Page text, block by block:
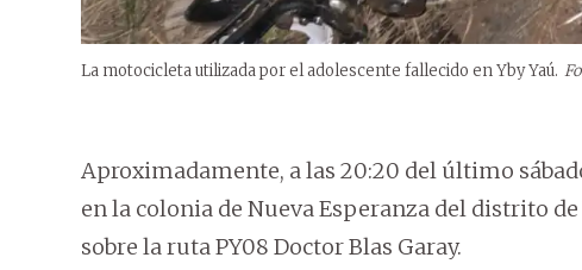
La motocicleta utilizada por el adolescente fallecido en Yby Yaú.
Aproximadamente, a las 20:20 del último
en la colonia de Nueva Esperanza del distrito de
sobre la ruta PY08 Doctor Blas Garay.